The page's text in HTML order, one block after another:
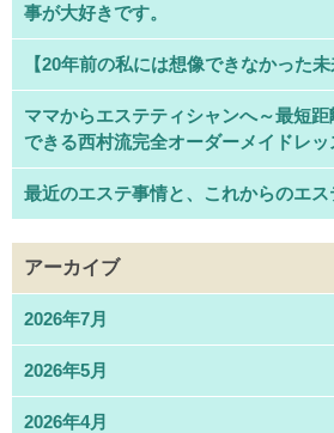
事が大好きです。
【20年前の私には想像できなかった未
ママからエステティシャンへ～最短
できる西村流完全オーダーメイドレッ
最近のエステ事情と、これからのエ
アーカイブ
2026年7月
2026年5月
2026年4月